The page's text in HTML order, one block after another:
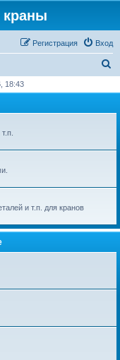
Вход
Регистрация
с
18:43
и т.п. для кранов